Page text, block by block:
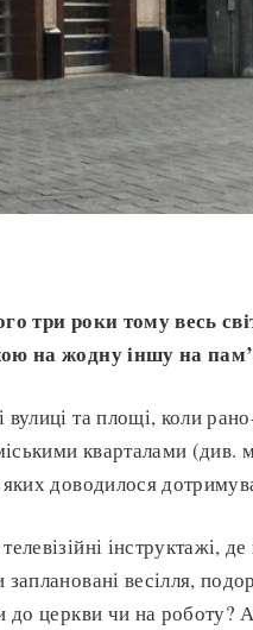
три роки тому весь
на жодну іншу на
вулиці та площі, коли
кварталами
доводилося
інструктажі,
весілля,
до церкви чи на роботу?